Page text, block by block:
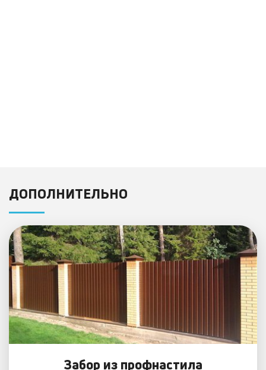
ДОПОЛНИТЕЛЬНО
Забор из профнастила